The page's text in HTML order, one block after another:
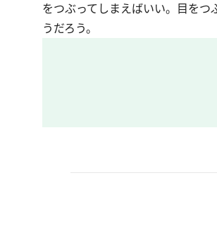
をつぶってしまえばいい。目を
うだろう。